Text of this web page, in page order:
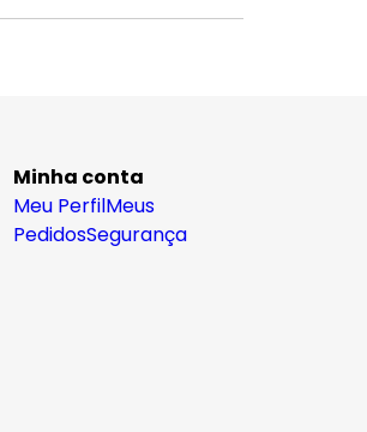
Minha conta
Meu PerfilMeus
PedidosSegurança